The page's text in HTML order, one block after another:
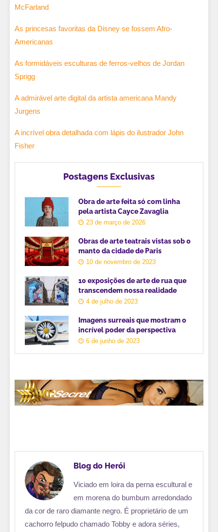
McFarland
As princesas favoritas da Disney se fossem Afro-
Americanas
As formidáveis esculturas de ferros-velhos de Jordan
Sprigg
A admirável arte digital da artista americana Mandy
Jurgens
A incrível obra detalhada com lápis do ilustrador John
Fisher
Postagens Exclusivas
Obra de arte feita só com linha
pela artista Cayce Zavaglia
23 de março de 2026
Obras de arte teatrais vistas sob o
manto da cidade de Paris
10 de novembro de 2023
10 exposições de arte de rua que
transcendem nossa realidade
4 de julho de 2023
Imagens surreais que mostram o
incrível poder da perspectiva
6 de junho de 2023
Blog do Herói
Viciado em loira da perna escultural e
em morena do bumbum arredondado
da cor de raro diamante negro. É proprietário de um
cachorro felpudo chamado Tobby e adora séries,